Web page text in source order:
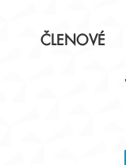
ČLENOVÉ